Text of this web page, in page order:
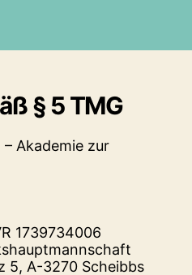
§ 5 TMG
Akademie zur
1739734006
5, A-3270 Scheibbs